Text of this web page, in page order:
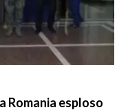
Romania esploso